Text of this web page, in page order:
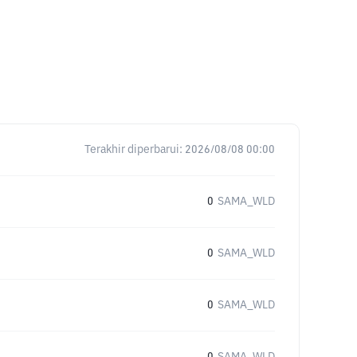
Terakhir diperbarui: 2026/08/08 00:00
0 SAMA_WLD
0 SAMA_WLD
0 SAMA_WLD